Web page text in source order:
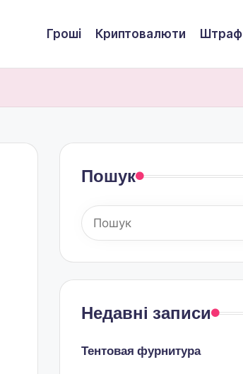
Гроші Криптовалюти Штраф
Пошук
Недавні записи
Тентовая фурнитура